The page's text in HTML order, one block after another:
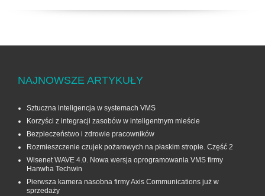
NAJNOWSZE ARTYKUŁY
Sztuczna inteligencja w systemach VMS
Korzyści z integracji zasobów w inteligentnym mieście
Bezpieczeństwo i zdrowie pracowników
Rozmieszczenie czujek pożarowych na płaskim stropie. Część 2
Wisenet WAVE 4.0. Nowa wersja oprogramowania VMS firmy
Hanwha Techwin
Pierwsza kamera nasobna firmy Axis Communications już w
sprzedaży